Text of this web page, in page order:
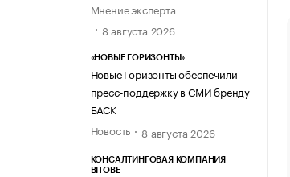
Мнение эксперта
8 августа 2026
«НОВЫЕ ГОРИЗОНТЫ»
Новые Горизонты обеспечили
пресс-поддержку в СМИ бренду
БАСК
Новость
8 августа 2026
КОНСАЛТИНГОВАЯ КОМПАНИЯ
BITOBE